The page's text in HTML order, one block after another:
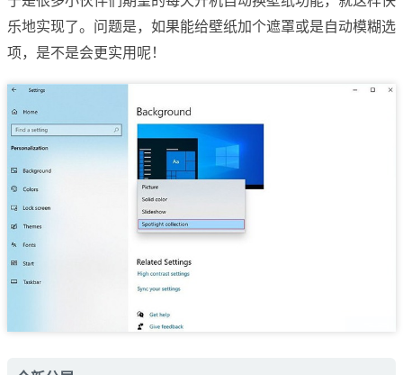
乐地实现了。问题是，如果能给壁纸加个遮罩或是自动模糊选
项，是不是会更实用呢！